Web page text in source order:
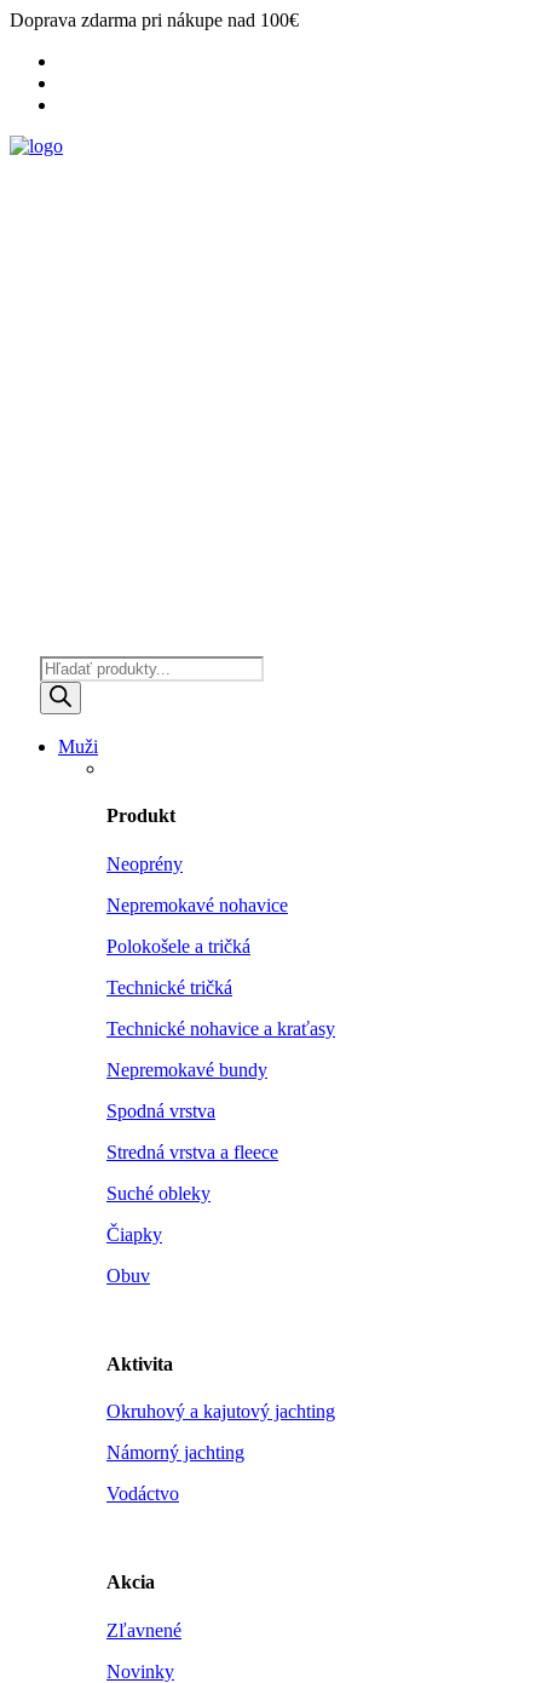
Doprava zdarma pri nákupe nad 100€
Products
search
Muži
Produkt
Neoprény
Nepremokavé nohavice
Polokošele a tričká
Technické tričká
Technické nohavice a kraťasy
Nepremokavé bundy
Spodná vrstva
Stredná vrstva a fleece
Suché obleky
Čiapky
Obuv
Aktivita
Okruhový a kajutový jachting
Námorný jachting
Vodáctvo
Akcia
Zľavnené
Novinky